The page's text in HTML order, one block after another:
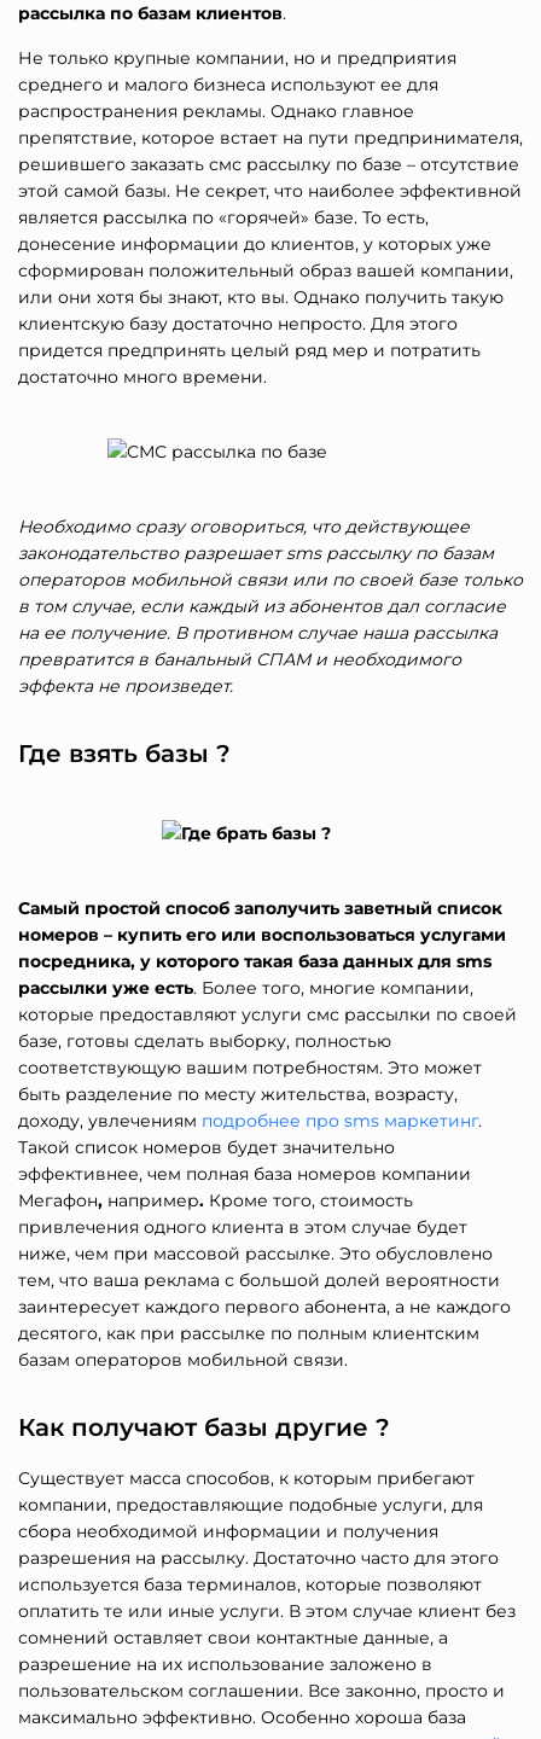
рассылка по базам клиентов.
Не только крупные компании, но и предприятия
среднего и малого бизнеса используют ее для
распространения рекламы. Однако главное
препятствие, которое встает на пути предпринимателя,
решившего заказать смс рассылку по базе – отсутствие
этой самой базы. Не секрет, что наиболее эффективной
является рассылка по «горячей» базе. То есть,
донесение информации до клиентов, у которых уже
сформирован положительный образ вашей компании,
или они хотя бы знают, кто вы. Однако получить такую
клиентскую базу достаточно непросто. Для этого
придется предпринять целый ряд мер и потратить
достаточно много времени.
Необходимо сразу оговориться, что действующее
законодательство разрешает sms рассылку по базам
операторов мобильной связи или по своей базе только
в том случае, если каждый из абонентов дал согласие
на ее получение. В противном случае наша рассылка
превратится в банальный СПАМ и необходимого
эффекта не произведет.
Где взять базы ?
Самый простой способ заполучить заветный список
номеров – купить его или воспользоваться услугами
посредника, у которого такая база данных для sms
рассылки уже есть. Более того, многие компании,
которые предоставляют услуги смс рассылки по своей
базе, готовы сделать выборку, полностью
соответствующую вашим потребностям. Это может
быть разделение по месту жительства, возрасту,
доходу, увлечениям подробнее про sms маркетинг.
Такой список номеров будет значительно
эффективнее, чем полная база номеров компании
Мегафон, например. Кроме того, стоимость
привлечения одного клиента в этом случае будет
ниже, чем при массовой рассылке. Это обусловлено
тем, что ваша реклама с большой долей вероятности
заинтересует каждого первого абонента, а не каждого
десятого, как при рассылке по полным клиентским
базам операторов мобильной связи.
Как получают базы другие ?
Существует масса способов, к которым прибегают
компании, предоставляющие подобные услуги, для
сбора необходимой информации и получения
разрешения на рассылку. Достаточно часто для этого
используется база терминалов, которые позволяют
оплатить те или иные услуги. В этом случае клиент без
сомнений оставляет свои контактные данные, а
разрешение на их использование заложено в
пользовательском соглашении. Все законно, просто и
максимально эффективно. Особенно хороша база